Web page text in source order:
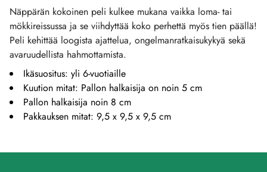
Näppärän kokoinen peli kulkee mukana vaikka loma- tai
mökkireissussa ja se viihdyttää koko perhettä myös tien päällä!
Peli kehittää loogista ajattelua, ongelmanratkaisukykyä sekä
avaruudellista hahmottamista.
Ikäsuositus: yli 6-vuotiaille
Kuution mitat: Pallon halkaisija on noin 5 cm
Pallon halkaisija noin 8 cm
Pakkauksen mitat: 9,5 x 9,5 x 9,5 cm